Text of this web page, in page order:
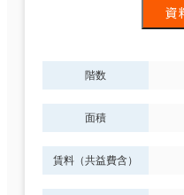
資
階数
面積
賃料（共益費含）